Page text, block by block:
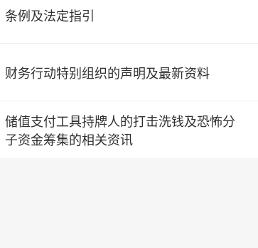
条例及法定指引
财务行动特别组织的声明及最新资料
储值支付工具持牌人的打击洗钱及恐怖分
子资金筹集的相关资讯